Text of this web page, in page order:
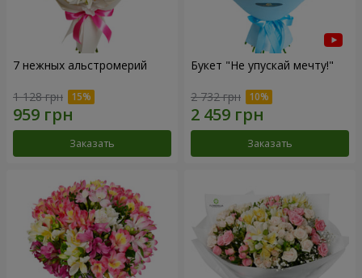
7 нежных альстромерий
1 128 грн
Заказать
Букет "Не упускай мечту!"
2 732 грн
Заказать